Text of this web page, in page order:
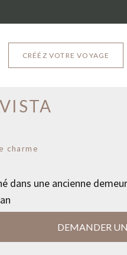
CRÉÉZ VOTRE VOYAGE
charme
dans une ancienne
DEMANDER